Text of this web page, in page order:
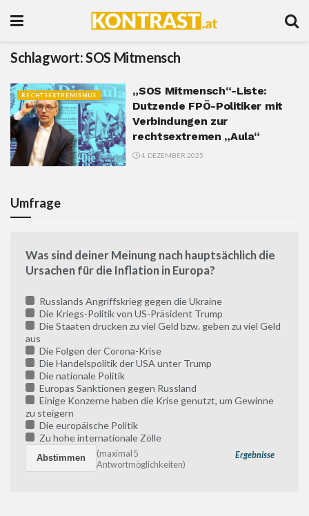
Schlagwort:SOS Mitmensch
RECHTSEXTREMISMUS
„SOS Mitmensch“-Liste:
Dutzende FPÖ-Politiker mit
Verbindungen zur
rechtsextremen „Aula“
4. DEZEMBER 2025
Umfrage
Was sind deiner Meinung nach hauptsächlich die
Ursachen für die Inflation in Europa?
Russlands Angriffskrieg gegen die Ukraine
Die Kriegs-Politik von US-Präsident Trump
Die Staaten drucken zu viel Geld bzw. geben zu viel Geld
aus
Die Folgen der Corona-Krise
Die Handelspolitik der USA unter Trump
Die nationale Politik
Europas Sanktionen gegen Russland
Einige Konzerne haben die Krise genutzt, um Gewinne
zu steigern
Die europäische Politik
Zu hohe internationale Zölle
Ergebnisse
(maximal 5
Antwortmöglichkeiten)